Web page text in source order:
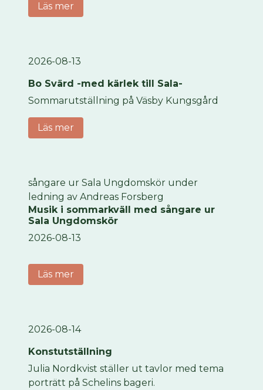
Läs mer
2026-08-13
Bo Svärd -med kärlek till Sala-
Sommarutställning på Väsby Kungsgård
Läs mer
2026-08-13
Musik i sommarkväll med sångare ur
Sala Ungdomskör
sångare ur Sala Ungdomskör under
ledning av Andreas Forsberg
Läs mer
2026-08-14
Konstutställning
Julia Nordkvist ställer ut tavlor med tema
porträtt på Schelins bageri.